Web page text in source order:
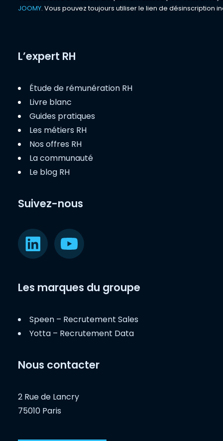
JOOMY. Vous pouvez toujours utiliser le lien de désinscription
L’expert RH
Étude de rémunération RH
Livre blanc
Guides pratiques
Les métiers RH
Nos offres RH
La communauté
Le blog RH
Suivez-nous
Les marques du groupe
Speen – Recrutement Sales
Yotta – Recrutement Data
Nous contacter
2 Rue de Lancry
75010 Paris